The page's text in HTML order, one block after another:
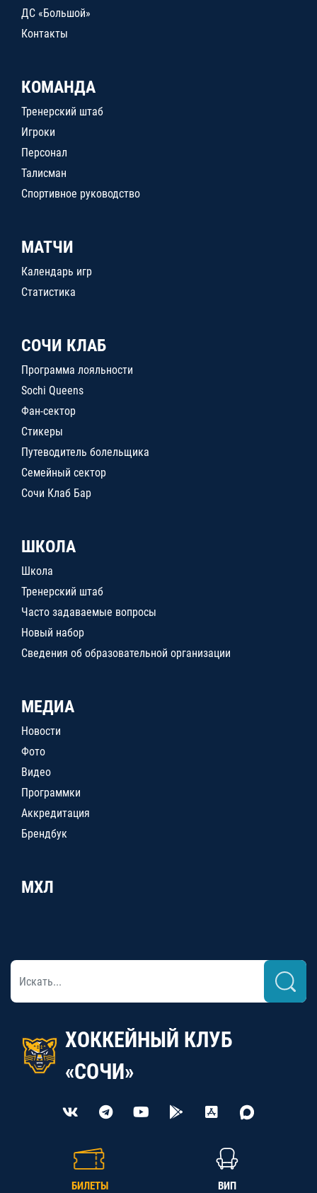
ДС «Большой»
Контакты
КОМАНДА
Тренерский штаб
Игроки
Персонал
Талисман
Спортивное руководство
МАТЧИ
Календарь игр
Статистика
СОЧИ КЛАБ
Программа лояльности
Sochi Queens
Фан-сектор
Стикеры
Путеводитель болельщика
Семейный сектор
Сочи Клаб Бар
ШКОЛА
Школа
Тренерский штаб
Часто задаваемые вопросы
Новый набор
Сведения об образовательной организации
МЕДИА
Новости
Фото
Видео
Программки
Аккредитация
Брендбук
МХЛ
ХОККЕЙНЫЙ КЛУБ
«СОЧИ»
БИЛЕТЫ ВИП